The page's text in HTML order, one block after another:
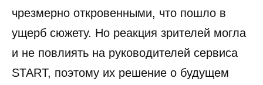
чрезмерно откровенными, что пошло в
ущерб сюжету. Но реакция зрителей могла
и не повлиять на руководителей сервиса
START, поэтому их решение о будущем